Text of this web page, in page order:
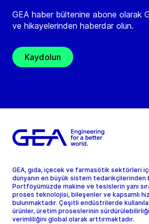
GEA haber bültenine abone olarak
ve hikayelerinden haberdar olun.
Kaydolun
GEA, gıda, içecek ve farmasötik sektörleri
dünyanın en büyük sistem tedarikçilerinden
Portföyümüzde makine ve tesislerin yanı
proses teknolojisi, bileşenler ve kapsamlı
bulunmaktadır. Çeşitli endüstrilerde
ürünler, üretim proseslerinin
verimliliğini global olarak arttırmaktadır.